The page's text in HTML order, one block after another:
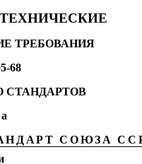
ТРЕБОВАНИЯ
68
СТАНДАРТОВ
СОЮЗА